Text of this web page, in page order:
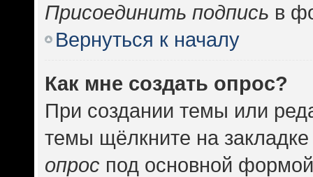
Присоединить подпись в
Вернуться к началу
Как мне создать опрос?
При создании темы или
темы щёлкните на
опрос под основной